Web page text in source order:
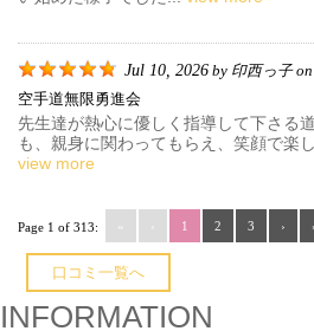
Jul 10, 2026 by 印西っ子on
空手道無限勇進会
先生達が熱心に優しく指導して下さる
も、親身に関わってもらえ、笑顔で楽
view more
Page 1 of 313: « ‹ 1 2 3 ›
口コミ一覧へ
INFORMATION